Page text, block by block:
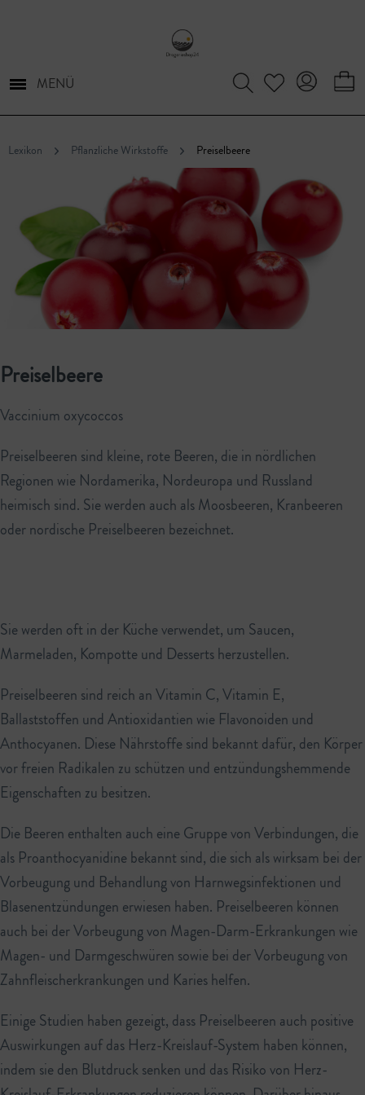
MENÜ
Lexikon Pflanzliche Wirkstoffe Preiselbeere
Preiselbeere
Vaccinium oxycoccos
Preiselbeeren sind kleine, rote Beeren, die in nördlichen
Regionen wie Nordamerika, Nordeuropa und Russland
heimisch sind. Sie werden auch als Moosbeeren, Kranbeeren
oder nordische Preiselbeeren bezeichnet.
Sie werden oft in der Küche verwendet, um Saucen,
Marmeladen, Kompotte und Desserts herzustellen.
Preiselbeeren sind reich an Vitamin C, Vitamin E,
Ballaststoffen und Antioxidantien wie Flavonoiden und
Anthocyanen. Diese Nährstoffe sind bekannt dafür, den Körper
vor freien Radikalen zu schützen und entzündungshemmende
Eigenschaften zu besitzen.
Die Beeren enthalten auch eine Gruppe von Verbindungen, die
als Proanthocyanidine bekannt sind, die sich als wirksam bei der
Vorbeugung und Behandlung von Harnwegsinfektionen und
Blasenentzündungen erwiesen haben. Preiselbeeren können
auch bei der Vorbeugung von Magen-Darm-Erkrankungen wie
Magen- und Darmgeschwüren sowie bei der Vorbeugung von
Zahnfleischerkrankungen und Karies helfen.
Einige Studien haben gezeigt, dass Preiselbeeren auch positive
Auswirkungen auf das Herz-Kreislauf-System haben können,
indem sie den Blutdruck senken und das Risiko von Herz-